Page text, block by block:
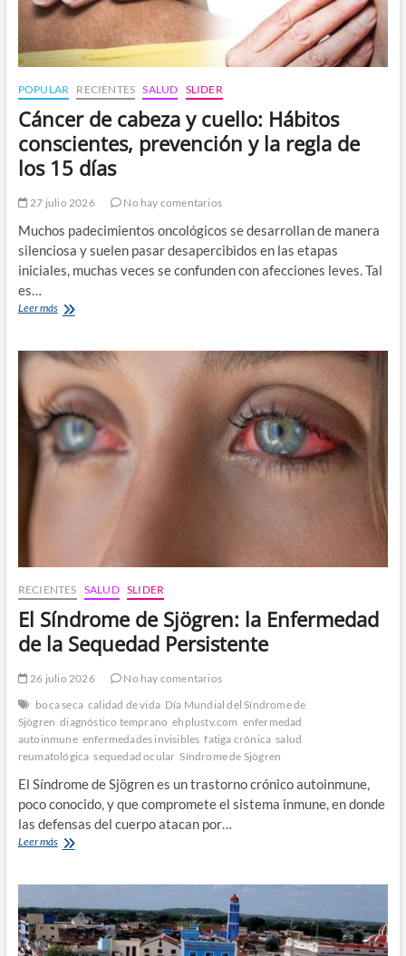
POPULAR RECIENTES SALUD SLIDER
Cáncer de cabeza y cuello: Hábitos
conscientes, prevención y la regla de
los 15 días
27 julio 2026 No hay comentarios
Muchos padecimientos oncológicos se desarrollan de manera
silenciosa y suelen pasar desapercibidos en las etapas
iniciales, muchas veces se confunden con afecciones leves. Tal
es…
Leer másCáncer
y
cuello:
Hábitos
conscientes,
prevención
la
regla
RECIENTES SALUD SLIDER
El Síndrome de Sjögren: la Enfermedad
de la Sequedad Persistente
26 julio 2026
No hay comentarios
boca seca calidad de vida Día Mundial del Síndrome de
Sjögren diagnóstico temprano ehplustv.com enfermedad
autoinmune enfermedades invisibles fatiga crónica salud
reumatológica sequedad ocular Síndrome de Sjögren
El Síndrome de Sjögren es un trastorno crónico autoinmune,
poco conocido, y que compromete el sistema inmune, en donde
las defensas del cuerpo atacan por…
Leer másEl
la
Enfermedad
de